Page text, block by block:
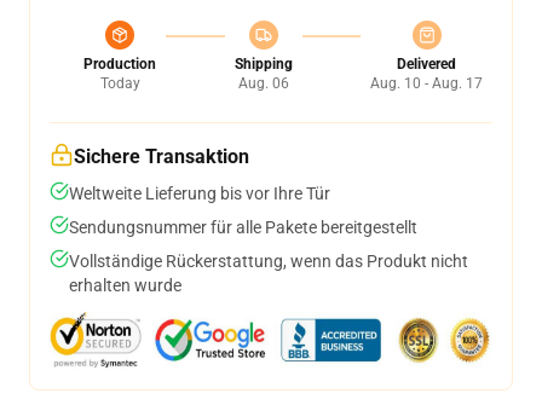
Production
Today
Shipping
Aug. 06
Delivered
Aug. 10 - Aug. 17
Sichere Transaktion
Weltweite Lieferung bis vor Ihre Tür
Sendungsnummer für alle Pakete bereitgestellt
Vollständige Rückerstattung, wenn das Produkt nicht
erhalten wurde